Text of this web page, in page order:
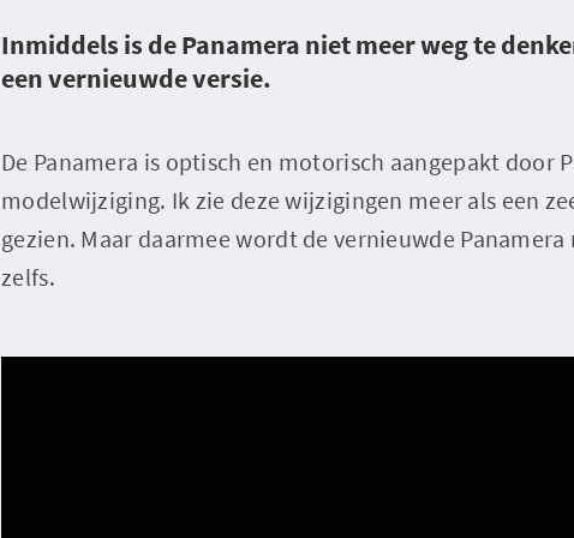
Inmiddels is de Panamera niet meer weg te
een vernieuwde versie.
De Panamera is optisch en motorisch aangepakt door
modelwijziging. Ik zie deze wijzigingen meer als een
gezien. Maar daarmee wordt de vernieuwde
zelfs.